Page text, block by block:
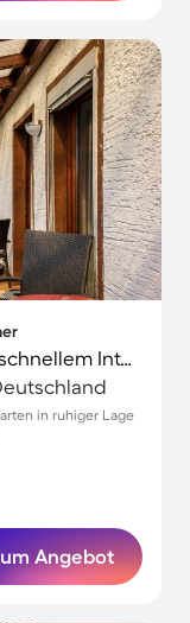
Ferienwohnung mit Garten und schnellem Internet | Gartenblick
in ruhiger Lage
Angebot